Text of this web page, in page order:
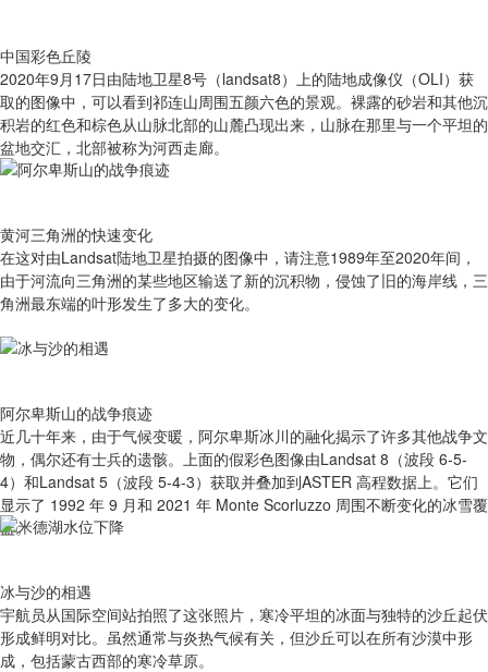
中国彩色丘陵
2020年9月17日由陆地卫星8号（landsat8）上的陆地成像仪（OLI）获
取的图像中，可以看到祁连山周围五颜六色的景观。裸露的砂岩和其他沉
积岩的红色和棕色从山脉北部的山麓凸现出来，山脉在那里与一个平坦的
盆地交汇，北部被称为河西走廊。
黄河三角洲的快速变化
在这对由Landsat陆地卫星拍摄的图像中，请注意1989年至2020年间，
由于河流向三角洲的某些地区输送了新的沉积物，侵蚀了旧的海岸线，三
角洲最东端的叶形发生了多大的变化。
阿尔卑斯山的战争痕迹
近几十年来，由于气候变暖，阿尔卑斯冰川的融化揭示了许多其他战争文
物，偶尔还有士兵的遗骸。上面的假彩色图像由Landsat 8（波段 6-5-
4）和Landsat 5（波段 5-4-3）获取并叠加到ASTER 高程数据上。它们
显示了 1992 年 9 月和 2021 年 Monte Scorluzzo 周围不断变化的冰雪覆
盖。
冰与沙的相遇
宇航员从国际空间站拍照了这张照片，寒冷平坦的冰面与独特的沙丘起伏
形成鲜明对比。虽然通常与炎热气候有关，但沙丘可以在所有沙漠中形
成，包括蒙古西部的寒冷草原。